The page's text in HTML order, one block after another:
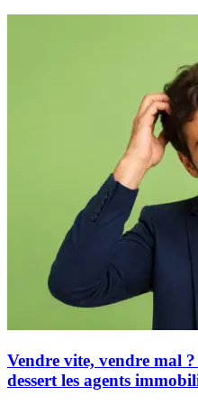
Vendre vite, vendre mal
dessert les agents